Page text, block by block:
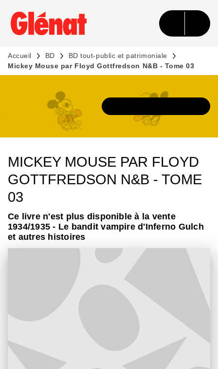
MENU RECHERCHE CONTENU
PIED DE PAGE
Accueil BD
BD tout-public et patrimoniale
Mickey Mouse par Floyd Gottfredson N&B - Tome 03
MICKEY MOUSE PAR FLOYD
GOTTFREDSON N&B - TOME
03
Ce livre n'est plus disponible à la vente
1934/1935 - Le bandit vampire d'Inferno Gulch
et autres histoires